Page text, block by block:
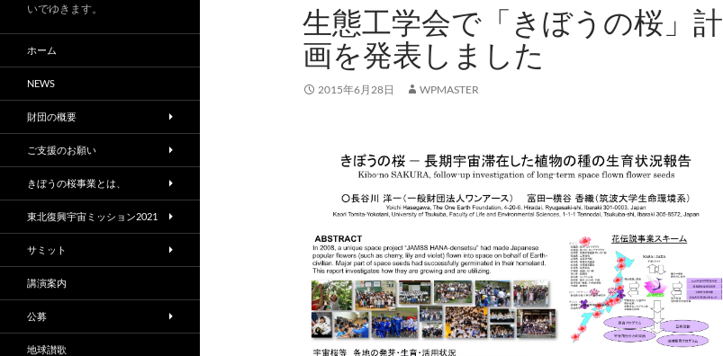
生態工学会で「きぼうの桜」計
画を発表しました
2015年6月28日 WPMASTER
いでゆきます。
ホーム
NEWS
財団の概要
ご支援のお願い
きぼうの桜事業とは、
東北復興宇宙ミッション2021
サミット
講演案内
公募
地球讃歌